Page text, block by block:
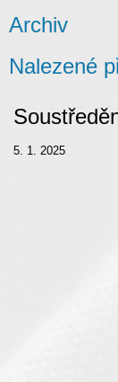
Archiv
Nalezené
5. 1. 2025